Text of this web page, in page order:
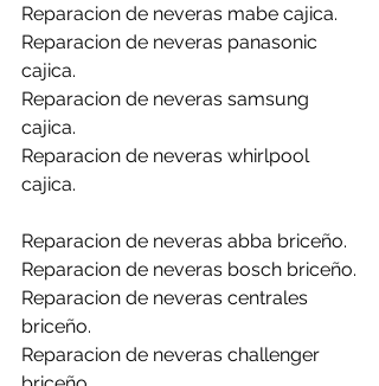
Reparacion de neveras mabe cajica.
Reparacion de neveras panasonic
cajica.
Reparacion de neveras samsung
cajica.
Reparacion de neveras whirlpool
cajica.
Reparacion de neveras abba briceño.
Reparacion de neveras bosch briceño.
Reparacion de neveras centrales
briceño.
Reparacion de neveras challenger